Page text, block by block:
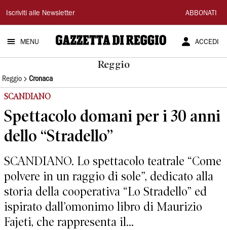
Gazzetta
di
Reggio
Iscriviti alle Newsletter ABBONATI
MENU ACCEDI
Reggio
Reggio Cronaca
SCANDIANO
Spettacolo domani per i 30 anni
dello “Stradello”
SCANDIANO. Lo spettacolo teatrale “Come
polvere in un raggio di sole”, dedicato alla
storia della cooperativa “Lo Stradello” ed
ispirato dall’omonimo libro di Maurizio
Fajeti, che rappresenta il...